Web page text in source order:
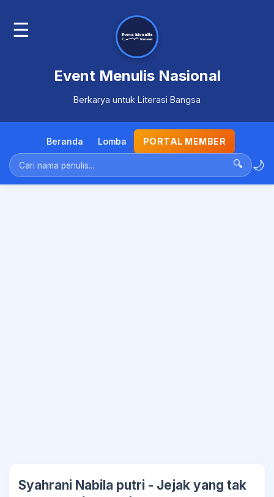
☰
Event Menulis Nasional
Berkarya untuk Literasi Bangsa
Beranda Lomba PORTAL MEMBER
🔍 🌙
Syahrani Nabila putri - Jejak yang tak